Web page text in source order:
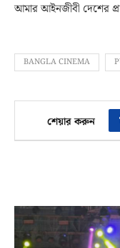
আমার আইনজীবী দেশের
BANGLA CINEMA
শেয়ার করুন